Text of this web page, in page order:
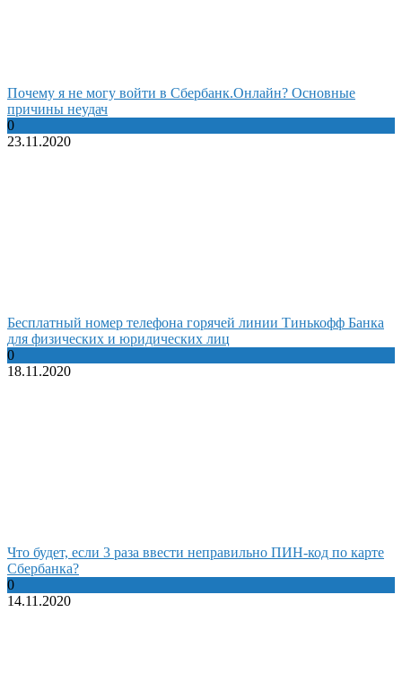
Почему я не могу войти в Сбербанк.Онлайн? Основные
причины неудач
0
23.11.2020
Бесплатный номер телефона горячей линии Тинькофф Банка
для физических и юридических лиц
0
18.11.2020
Что будет, если 3 раза ввести неправильно ПИН-код по карте
Сбербанка?
0
14.11.2020